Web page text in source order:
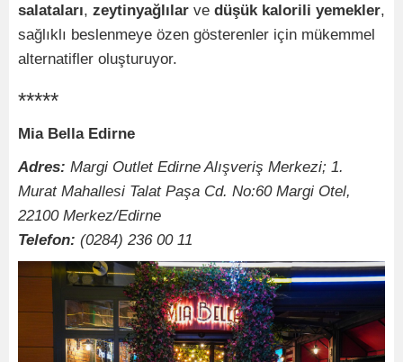
salataları, zeytinyağlılar ve düşük kalorili yemekler,
sağlıklı beslenmeye özen gösterenler için mükemmel
alternatifler oluşturuyor.
*****
Mia Bella Edirne
Adres: Margi Outlet Edirne Alışveriş Merkezi; 1.
Murat Mahallesi Talat Paşa Cd. No:60 Margi Otel,
22100 Merkez/Edirne
Telefon: (0284) 236 00 11